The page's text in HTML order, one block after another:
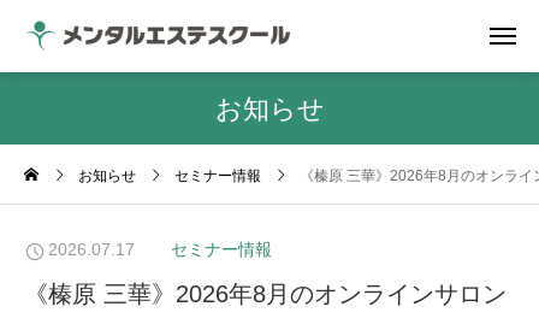
お知らせ
お知らせ セミナー情報 《榛原 三華》2026年8月のオンライ
2026.07.17 セミナー情報
《榛原 三華》2026年8月のオンラインサロン